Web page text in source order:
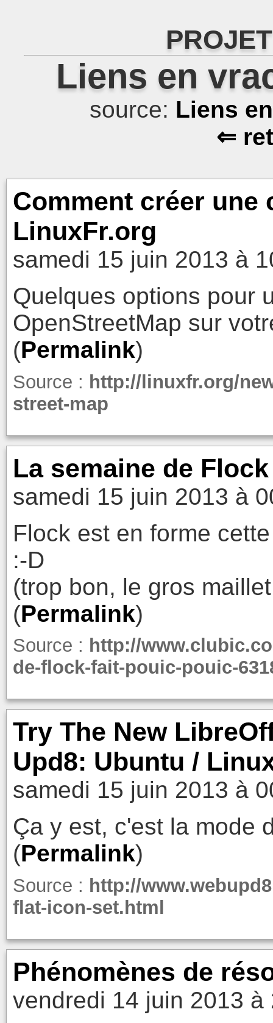
Liens en
source: Liens
⇐
Comment créer une
LinuxFr.org
samedi 15 juin 2013 à
Quelques options pour
OpenStreetMap sur
(Permalink)
Source : http://linuxfr.org/
street-map
La semaine de
samedi 15 juin 2013 à
Flock est en forme
:-D
(trop bon, le gros
(Permalink)
Source : http://
de-flock-fait-pouic-pouic-
Try The New
Upd8: Ubuntu /
samedi 15 juin 2013 à
Ça y est, c'est la mode
(Permalink)
Source : http://
flat-icon-set.html
Phénomènes de
vendredi 14 juin 2013 à